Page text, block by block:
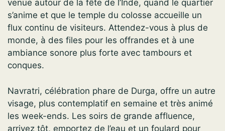
venue autour de la fête de l’Inde, quand le quartier
s’anime et que le temple du colosse accueille un
flux continu de visiteurs. Attendez-vous à plus de
monde, à des files pour les offrandes et à une
ambiance sonore plus forte avec tambours et
conques.
Navratri, célébration phare de Durga, offre un autre
visage, plus contemplatif en semaine et très animé
les week-ends. Les soirs de grande affluence,
arrivez tôt, emportez de l’eau et un foulard pour